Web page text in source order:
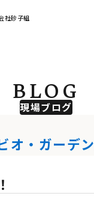
社砂子組
現場ブログ
BLOG
オ・ガーデ